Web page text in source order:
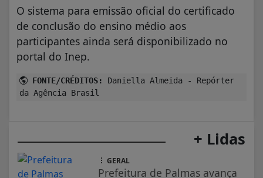
O sistema para emissão oficial do certificado
de conclusão do ensino médio aos
participantes ainda será disponibilizado no
portal do Inep.
FONTE/CRÉDITOS:
Daniella Almeida - Repórter
da Agência Brasil
+ Lidas
GERAL
Prefeitura de Palmas avança